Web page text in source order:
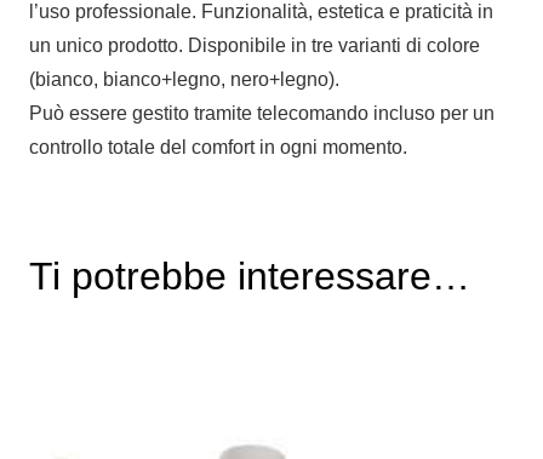
l’uso professionale. Funzionalità, estetica e praticità in
un unico prodotto. Disponibile in tre varianti di colore
(bianco, bianco+legno, nero+legno).
Può essere gestito tramite telecomando incluso per un
controllo totale del comfort in ogni momento.
Ti potrebbe interessare…